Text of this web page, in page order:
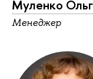
Муленко
Менеджер